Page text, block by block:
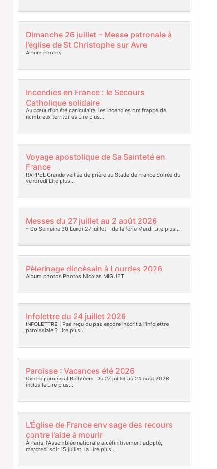
Dimanche 26 juillet – Messe patronale à
l’église de St Christophe sur Avre
Album photos
Incendies en France : le Secours
Catholique solidaire
Au cœur d’un été caniculaire, les incendies ont frappé de
nombreux territoires Lire plus…
Voyage apostolique de Sa Sainteté en
France
RAPPEL Grande veillée de prière au Stade de France Soirée du
vendredi Lire plus…
Messes du 27 juillet au 2 août 2026
– Co Semaine 30 Lundi 27 juillet – de la férie Mardi Lire plus…
Pèlerinage diocèsain à Lourdes 2026
Album photos Photos Nicolas MIGUET
Infolettre du 24 juillet 2026
INFOLETTRE | Pas reçu ou pas encore inscrit à l’infolettre
paroissiale ? Lire plus…
Paroisse : Vacances été 2026
Centre paroissial Bethléem Du 27 juillet au 24 août 2026
inclus leLire plus…
L’Église de France envisage des recours
contre l’aide à mourir
À Paris, l’Assemblée nationale a définitivement adopté,
mercredi soir 15 juillet, laLire plus…